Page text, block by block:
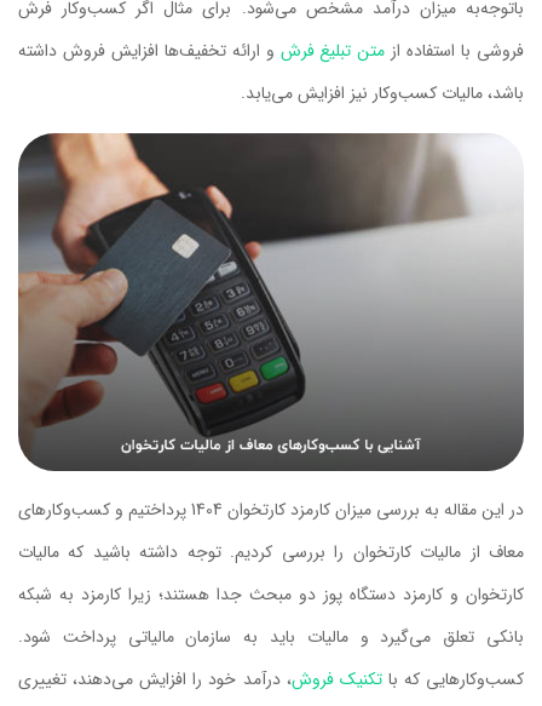
باتوجه‌به میزان درآمد مشخص می‌شود. برای مثال اگر کسب‌وکار فرش
فروشی با استفاده از متن تبلیغ فرش و ارائه تخفیف‌ها افزایش فروش داشته
باشد، مالیات کسب‌وکار نیز افزایش می‌یابد.
در این مقاله به بررسی میزان کارمزد کارتخوان 1404 پرداختیم و کسب‌وکارهای
معاف از مالیات کارتخوان را بررسی کردیم. توجه داشته باشید که مالیات
کارتخوان و کارمزد دستگاه پوز دو مبحث جدا هستند؛ زیرا کارمزد به شبکه
بانکی تعلق می‌گیرد و مالیات باید به سازمان مالیاتی پرداخت شود.
کسب‌وکارهایی که باتکنیک فروش، درآمد خود را افزایش می‌دهند، تغییری